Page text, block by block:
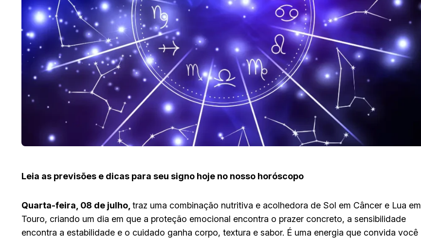
Leia as previsões e dicas para seu signo hoje no nosso horóscopo
Quarta-feira, 08 de julho, traz uma combinação nutritiva e acolhedora de Sol em Câncer e Lua em
Touro, criando um dia em que a proteção emocional encontra o prazer concreto, a sensibilidade
encontra a estabilidade e o cuidado ganha corpo, textura e sabor. É uma energia que convida você